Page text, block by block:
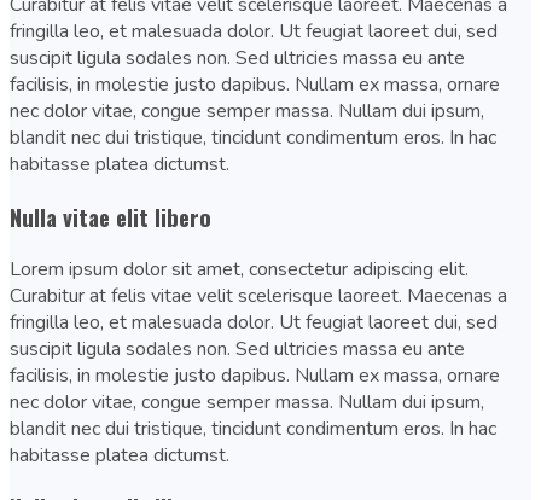
fringilla leo, et malesuada dolor. Ut feugiat laoreet dui, sed
suscipit ligula sodales non. Sed ultricies massa eu ante
facilisis, in molestie justo dapibus. Nullam ex massa, ornare
nec dolor vitae, congue semper massa. Nullam dui ipsum,
blandit nec dui tristique, tincidunt condimentum eros. In hac
habitasse platea dictumst.
Nulla vitae elit libero
Lorem ipsum dolor sit amet, consectetur adipiscing elit.
Curabitur at felis vitae velit scelerisque laoreet. Maecenas a
fringilla leo, et malesuada dolor. Ut feugiat laoreet dui, sed
suscipit ligula sodales non. Sed ultricies massa eu ante
facilisis, in molestie justo dapibus. Nullam ex massa, ornare
nec dolor vitae, congue semper massa. Nullam dui ipsum,
blandit nec dui tristique, tincidunt condimentum eros. In hac
habitasse platea dictumst.